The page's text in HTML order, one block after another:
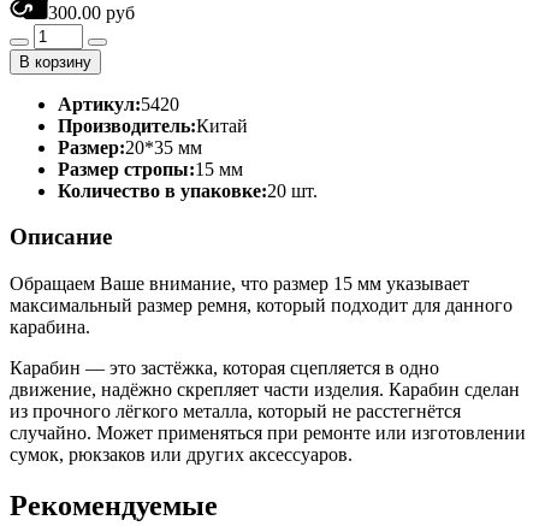
300.00 руб
В корзину
Артикул:5420
Производитель:Китай
Размер:20*35 мм
Размер стропы:15 мм
Количество в упаковке:20 шт.
Описание
Обращаем Ваше внимание, что размер 15 мм указывает
максимальный размер ремня, который подходит для данного
карабина.
Карабин — это застёжка, которая сцепляется в одно
движение, надёжно скрепляет части изделия. Карабин сделан
из прочного лёгкого металла, который не расстегнётся
случайно. Может применяться при ремонте или изготовлении
сумок, рюкзаков или других аксессуаров.
Рекомендуемые